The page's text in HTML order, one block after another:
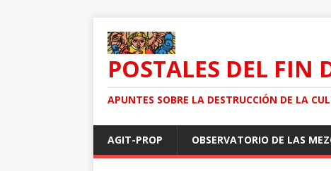
POSTALES DEL FIN
APUNTES SOBRE LA DESTRUCCIÓN DE LA
AGIT-PROP OBSERVATORIO DE LAS